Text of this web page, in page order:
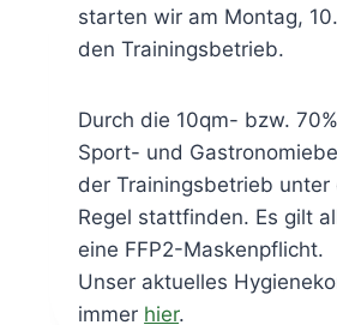
starten wir am Montag,
den Trainingsbetrieb.
Durch die 10qm- bzw.
Sport- und
der Trainingsbetrieb unter
Regel stattfinden. Es gilt
eine FFP2-Maskenpflicht.
Unser aktuelles
immer hier.